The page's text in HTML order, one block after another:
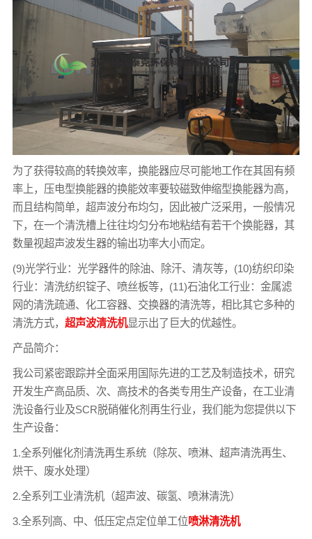
为了获得较高的转换效率，换能器应尽可能地工作在其固有频
率上，压电型换能器的换能效率要较磁致伸缩型换能器为高，
而且结构简单，超声波分布均匀，因此被广泛采用，一般情况
下，在一个清洗槽上往往均匀分布地粘结有若干个换能器，其
数量视超声波发生器的输出功率大小而定。
(9)光学行业：光学器件的除油、除汗、清灰等，(10)纺织印染
行业：清洗纺织锭子、喷丝板等，(11)石油化工行业：金属滤
网的清洗疏通、化工容器、交换器的清洗等，相比其它多种的
清洗方式， 超声波清洗机显示出了巨大的优越性。
产品简介：
我公司紧密跟踪并全面采用国际先进的工艺及制造技术，研究
开发生产高品质、次、高技术的各类专用生产设备，在工业清
洗设备行业及SCR脱硝催化剂再生行业，我们能为您提供以下
生产设备：
1.全系列催化剂清洗再生系统（除灰、喷淋、超声清洗再生、
烘干、废水处理）
2.全系列工业清洗机（超声波、碳氢、喷淋清洗）
3.全系列高、中、低压定点定位单工位喷淋清洗机